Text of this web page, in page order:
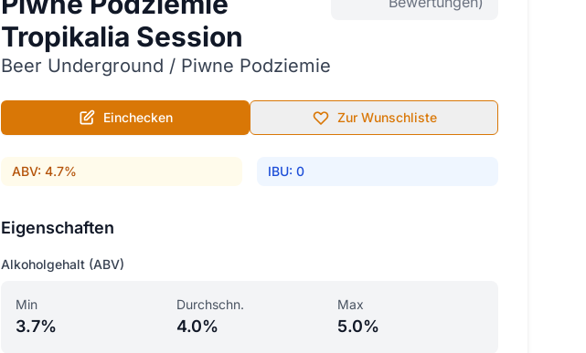
Tropikalia Session
Beer Underground / Piwne Podziemie
Einchecken Zur Wunschliste
ABV: 4.7% IBU: 0
Eigenschaften
Alkoholgehalt (ABV)
Min
3.7%
Durchschn.
4.0%
Max
5.0%